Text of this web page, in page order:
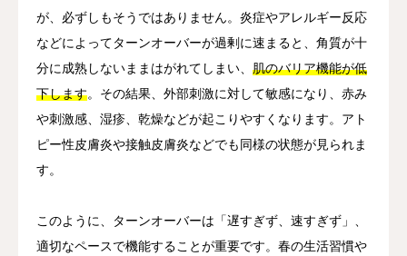
が、必ずしもそうではありません。炎症やアレルギー反応
などによってターンオーバーが過剰に速まると、角質が十
分に成熟しないままはがれてしまい、 肌のバリア機能が低
下します。その結果、外部刺激に対して敏感になり、赤み
や刺激感、湿疹、乾燥などが起こりやすくなります。アト
ピー性皮膚炎や接触皮膚炎などでも同様の状態が見られま
す。
このように、ターンオーバーは「遅すぎず、速すぎず」、
適切なペースで機能することが重要です。春の生活習慣や